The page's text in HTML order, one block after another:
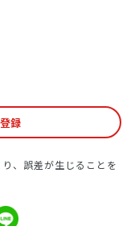
録
、誤差が生じることを